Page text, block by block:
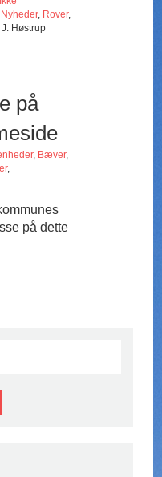
Nyheder, Rover,
J. Høstrup
på
, Bæver,
,
på dette